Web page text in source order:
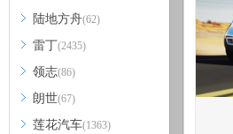
陆地方舟(62)
雷丁(2435)
领志(86)
朗世(67)
莲花汽车(1363)